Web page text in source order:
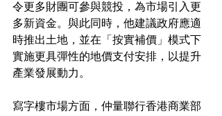
令更多財團可參與競投，為市場引入更
多新資金。與此同時，他建議政府應適
時推出土地，並在「按實補價」模式下
實施更具彈性的地價支付安排，以提升
產業發展動力。
寫字樓市場方面，仲量聯行香港商業部